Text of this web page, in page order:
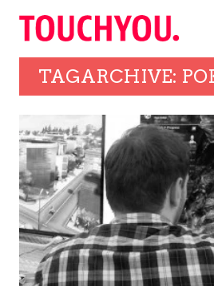
TAGARCHIVE: